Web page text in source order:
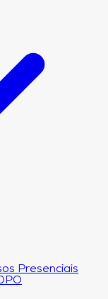
Presenciais